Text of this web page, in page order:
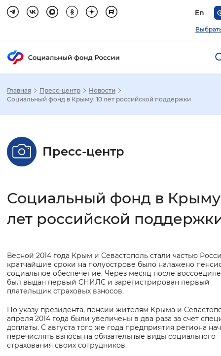
En
Размер шрифта
Шрифт
Без засечек
Нормальный Увеличенный
Цвет сайта
Синий фон
Изображения
Главная Пресс-центр
Новости
Социальный фонд в Крыму: 10 лет российской поддержки
Пресс-центр
Социальный фонд в
лет российской
Основная
информация
Весной 2014 года Крым и Севастополь стали частью
кратчайшие сроки на полуострове было налажено
социальное обеспечение. Через месяц после
был выдан первый СНИЛС и зарегистрирован первый
плательщик страховых взносов.
По указу президента, пенсии жителям Крыма и
апреля 2014 года были увеличены в два раза за счет
доплаты. С августа того же года предприятия региона
перечислять взносы на обязательные виды социального
страхования своих сотрудников.